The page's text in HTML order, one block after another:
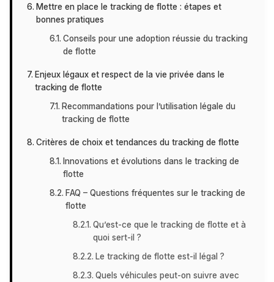
Mettre en place le tracking de flotte : étapes et
bonnes pratiques
Conseils pour une adoption réussie du tracking
de flotte
Enjeux légaux et respect de la vie privée dans le
tracking de flotte
Recommandations pour l’utilisation légale du
tracking de flotte
Critères de choix et tendances du tracking de flotte
Innovations et évolutions dans le tracking de
flotte
FAQ – Questions fréquentes sur le tracking de
flotte
Qu’est-ce que le tracking de flotte et à
quoi sert-il ?
Le tracking de flotte est-il légal ?
Quels véhicules peut-on suivre avec